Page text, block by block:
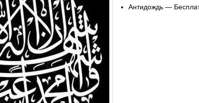
Антидождь —